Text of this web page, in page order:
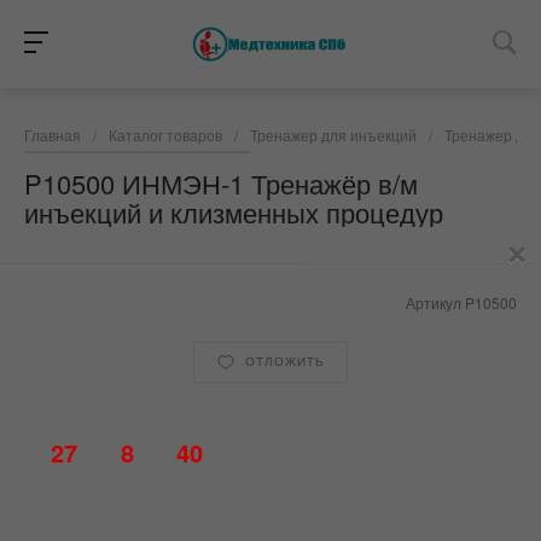
Главная / Каталог товаров / Тренажер для инъекций / Тренажер
P10500 ИНМЭН-1 Тренажёр в/м
инъекций и клизменных процедур
Артикул P10500
ОТЛОЖИТЬ
×
27 8 40